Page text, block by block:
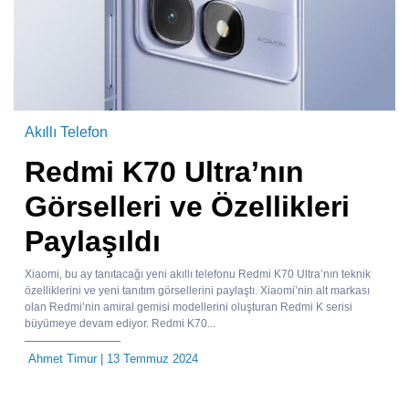
Akıllı Telefon
Redmi K70 Ultra’nın
Görselleri ve Özellikleri
Paylaşıldı
Xiaomi, bu ay tanıtacağı yeni akıllı telefonu Redmi K70 Ultra’nın teknik
özelliklerini ve yeni tanıtım görsellerini paylaştı. Xiaomi’nin alt markası
olan Redmi’nin amiral gemisi modellerini oluşturan Redmi K serisi
büyümeye devam ediyor. Redmi K70...
Ahmet Timur| 13 Temmuz 2024